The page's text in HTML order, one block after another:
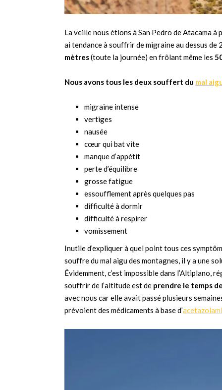
La veille nous étions à San Pedro de Atacama
ai tendance à souffrir de migraine au dessus
mètres(toute la journée) en frôlant même les
Nous avons tous les deux souffert du mal
migraine intense
vertiges
nausée
cœur qui bat vite
manque d’appétit
perte d’équilibre
grosse fatigue
essoufflement après quelques pas
difficulté à dormir
difficulté à respirer
vomissement
Inutile d’expliquer à quel point tous ces
souffre du mal aigu des montagnes, il y a une
Évidemment, c’est impossible dans l’Altiplano,
souffrir de l’altitude est de prendre le temps
avec nous car elle avait passé plusieurs
prévoient des médicaments à base d’